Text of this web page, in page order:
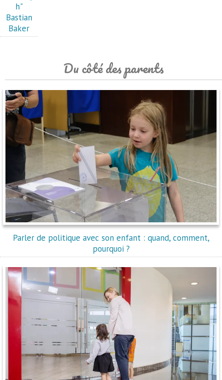
h"
Bastian
Baker
Du côté des parents
Parler de politique avec son enfant : quand, comment,
pourquoi ?